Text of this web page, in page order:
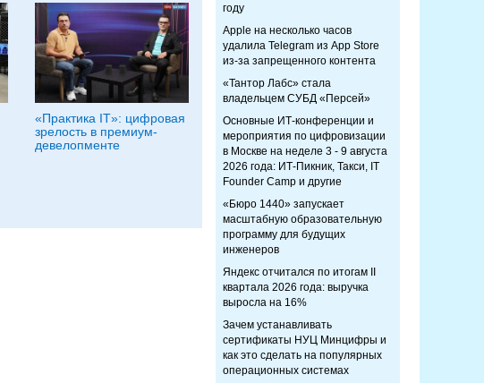
«Практика IT»: цифровая
зрелость в премиум-
девелопменте
году
Apple на несколько часов
удалила Telegram из App Store
из-за запрещенного контента
«Тантор Лабс» стала
владельцем СУБД «Персей»
Основные ИТ-конференции и
мероприятия по цифровизации
в Москве на неделе 3 - 9 августа
2026 года: ИТ-Пикник, Такси, IT
Founder Camp и другие
«Бюро 1440» запускает
масштабную образовательную
программу для будущих
инженеров
Яндекс отчитался по итогам II
квартала 2026 года: выручка
выросла на 16%
Зачем устанавливать
сертификаты НУЦ Минцифры и
как это сделать на популярных
операционных системах